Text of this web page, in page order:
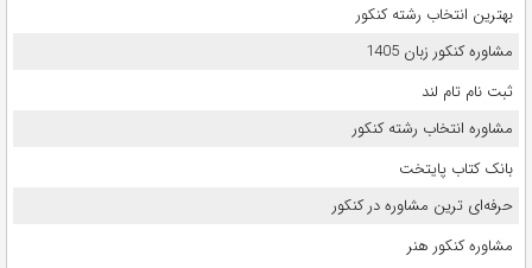
بهترین انتخاب رشته کنکور
مشاوره کنکور زبان 1405
ثبت نام تام لند
مشاوره انتخاب رشته کنکور
بانک کتاب پایتخت
حرفه‌ای ترین مشاوره در کنکور
مشاوره کنکور هنر